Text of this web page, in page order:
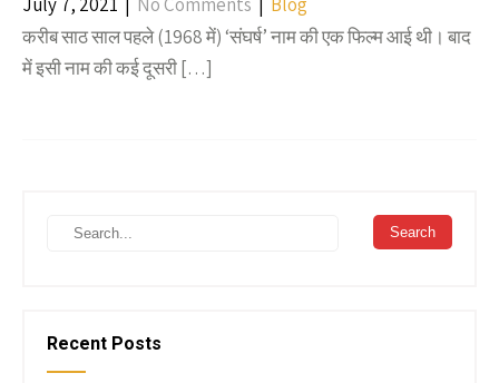
करीब साठ साल पहले (1968 में) ‘संघर्ष’ नाम की एक फिल्म आई थी। बाद
में इसी नाम की कई दूसरी […]
Recent Posts